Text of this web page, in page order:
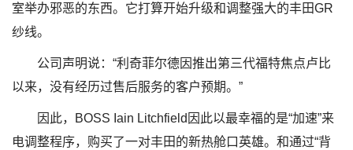
室举办邪恶的东西。它打算开始升级和调整强大的丰田GR
纱线。
公司声明说：“利奇菲尔德因推出第三代福特焦点卢比
以来，没有经历过售后服务的客户预期。”
因此，BOSS Iain Litchfield因此以最幸福的是“加速”来
电调整程序，购买了一对丰田的新热舱口英雄。和通过“背